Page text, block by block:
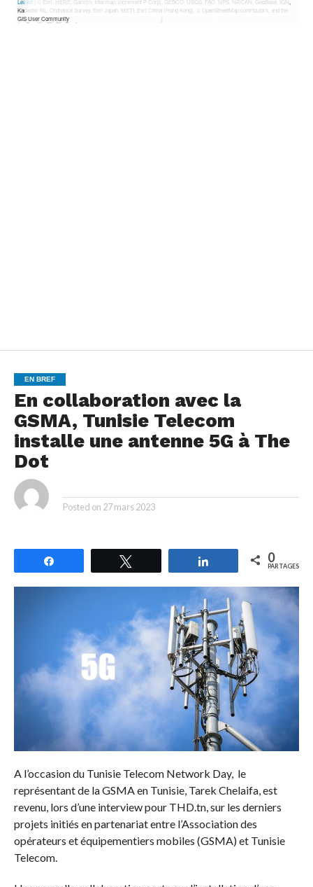
EN BREF
En collaboration avec la
GSMA, Tunisie Telecom
installe une antenne 5G à The
Dot
Posted on 27 mars 2023
Partagez 0
PARTAGES
A l’occasion du Tunisie Telecom Network Day, le
représentant de la GSMA en Tunisie, Tarek Chelaifa, est
revenu, lors d’une interview pour THD.tn, sur les derniers
projets initiés en partenariat entre l’Association des
opérateurs et équipementiers mobiles (GSMA) et Tunisie
Telecom.